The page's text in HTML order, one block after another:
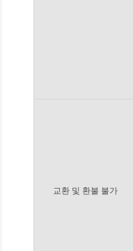
교환 및 환불 불가